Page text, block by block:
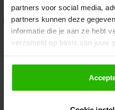
partners voor social media,
partners kunnen deze
informatie die je aan ze hebt
verzameld op basis van jouw
Als je op "Accepteer" klikt,
toestemming om cookies voor
gepersonaliseerde
Application error: a client-side
loadingwww.voordeeluitjes.nl